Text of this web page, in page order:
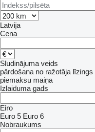
Latvija
Cena
Sludinājuma veids
pārdošana no ražotāja līzings
piemaksu maiņa
Izlaiduma gads
Eiro
Euro 5 Euro 6
Nobraukums